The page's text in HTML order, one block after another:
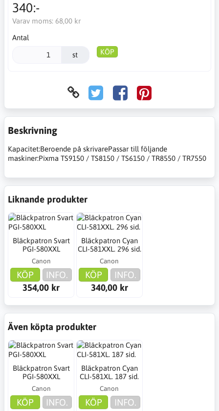
340:-
Varav moms: 68,00 kr
Antal
st KÖP
Beskrivning
Kapacitet:Beroende på skrivarePassar till följande
maskiner:Pixma TS9150 / TS8150 / TS6150 / TR8550 / TR7550
Liknande produkter
Bläckpatron Svart
PGI-580XXL
Canon
KÖP
INFO.
354,00 kr
Bläckpatron Cyan
CLI-581XXL. 296 sid.
Canon
KÖP
INFO.
340,00 kr
Även köpta produkter
Bläckpatron Svart
PGI-580XXL
Canon
KÖP
INFO.
Bläckpatron Cyan
CLI-581XL. 187 sid.
Canon
KÖP
INFO.